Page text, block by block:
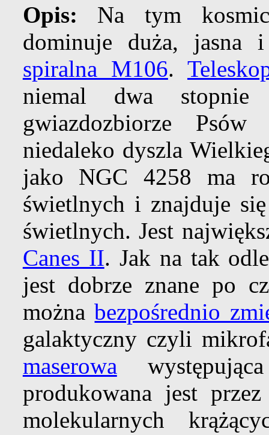
Opis: Na tym
dominuje duża,
spiralna M106.
niemal dwa
gwiazdozbiorze
niedaleko dyszla
jako NGC 4258 ma
świetlnych i znajduje
świetlnych. Jest
Canes II. Jak na tak
jest dobrze znane po
możnabezpośrednio
galaktyczny czyli
maserowa
produkowana jest
molekularnych